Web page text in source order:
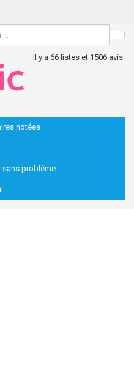
Il y a 66 listes et 1506 avis.
notées
sans problème